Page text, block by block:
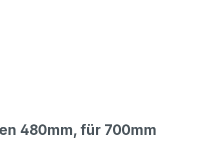
480mm, für 700mm